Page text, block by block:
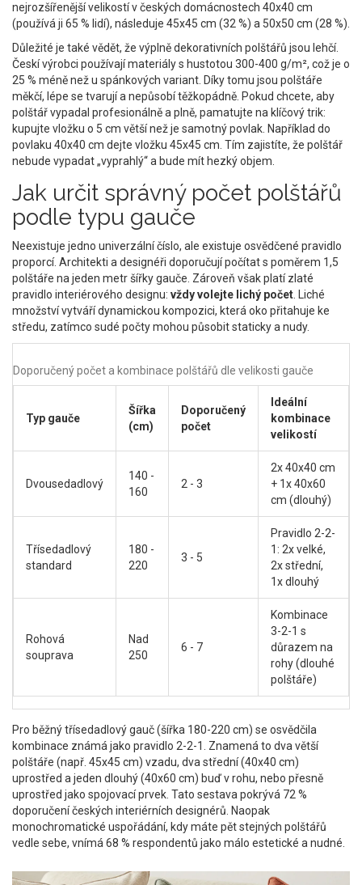
nejrozšířenější velikostí v českých domácnostech 40x40 cm
(používá ji 65 % lidí), následuje 45x45 cm (32 %) a 50x50 cm (28 %).
Důležité je také vědět, že výplně dekorativních polštářů jsou lehčí.
Českí výrobci používají materiály s hustotou 300-400 g/m², což je o
25 % méně než u spánkových variant. Díky tomu jsou polštáře
měkčí, lépe se tvarují a nepůsobí těžkopádně. Pokud chcete, aby
polštář vypadal profesionálně a plně, pamatujte na klíčový trik:
kupujte vložku o 5 cm větší než je samotný povlak. Například do
povlaku 40x40 cm dejte vložku 45x45 cm. Tím zajistíte, že polštář
nebude vypadat „vyprahlý“ a bude mít hezký objem.
Jak určit správný počet polštářů
podle typu gauče
Neexistuje jedno univerzální číslo, ale existuje osvědčené pravidlo
proporcí. Architekti a designéři doporučují počítat s poměrem 1,5
polštáře na jeden metr šířky gauče. Zároveň však platí zlaté
pravidlo interiérového designu: vždy volejte lichý počet . Liché
množství vytváří dynamickou kompozici, která oko přitahuje ke
středu, zatímco sudé počty mohou působit staticky a nudy.
Doporučený počet a kombinace polštářů dle velikosti gauče
Typ gauče
Šířka
(cm)
Doporučený
počet
Ideální
kombinace
velikostí
Dvousedadlový
140 -
160
2 - 3
2x 40x40 cm
+ 1x 40x60
cm (dlouhý)
Třísedadlový
standard
180 -
220
3 - 5
Pravidlo 2-2-
1: 2x velké,
2x střední,
1x dlouhý
Rohová
souprava
Nad
250
6 - 7
Kombinace
3-2-1 s
důrazem na
rohy (dlouhé
polštáře)
Pro běžný třísedadlový gauč (šířka 180-220 cm) se osvědčila
kombinace známá jako pravidlo 2-2-1. Znamená to dva větší
polštáře (např. 45x45 cm) vzadu, dva střední (40x40 cm)
uprostřed a jeden dlouhý (40x60 cm) buď v rohu, nebo přesně
uprostřed jako spojovací prvek. Tato sestava pokrývá 72 %
doporučení českých interiérních designérů. Naopak
monochromatické uspořádání, kdy máte pět stejných polštářů
vedle sebe, vnímá 68 % respondentů jako málo estetické a nudné.